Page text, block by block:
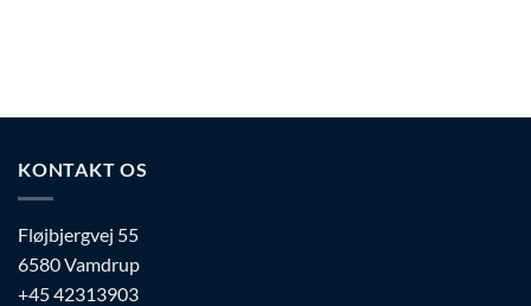
varesiden
KONTAKT OS
Fløjbjergvej 55
6580 Vamdrup
+45 42313903